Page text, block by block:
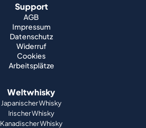
Support
AGB
Impressum
Datenschutz
Widerruf
Cookies
Arbeitsplätze
Weltwhisky
Japanischer Whisky
Irischer Whisky
Kanadischer Whisky